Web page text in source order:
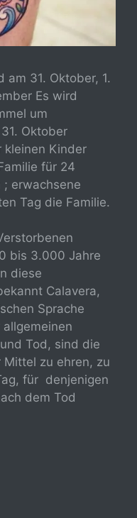
31. Oktober, 1.
Es wird
um
Oktober
kleinen Kinder
für 24
erwachsene
Tag die Familie.
bis 3.000 Jahre
diese
Calavera,
Sprache
Tod, sind die
zu ehren, zu
für denjenigen
dem Tod